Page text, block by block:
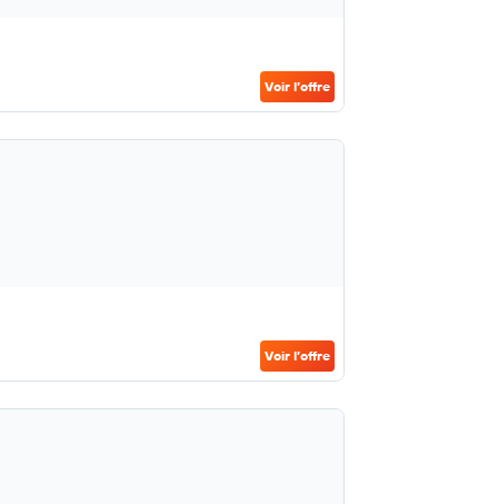
Voir l’offre
Voir l’offre